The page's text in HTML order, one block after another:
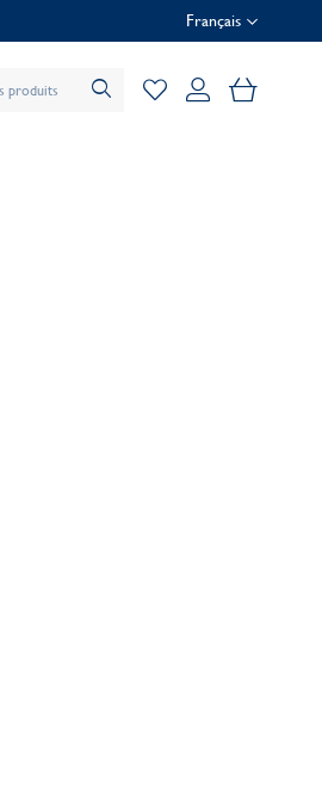
Français
Mon